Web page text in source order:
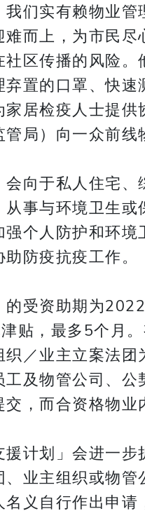
我们实有赖物业
而上，为市民
区传播的风险
置的口罩、快
居检疫人士提
局）向一众前
会向于私人住宅
从事与环境卫生
个人防护和环
防疫抗疫工作。
的受资助期为
贴，最多5个月
织／业主立案法
工及物管公司、
交，而合资格物
计划」会进一
业主组织或物
名义自行作出申